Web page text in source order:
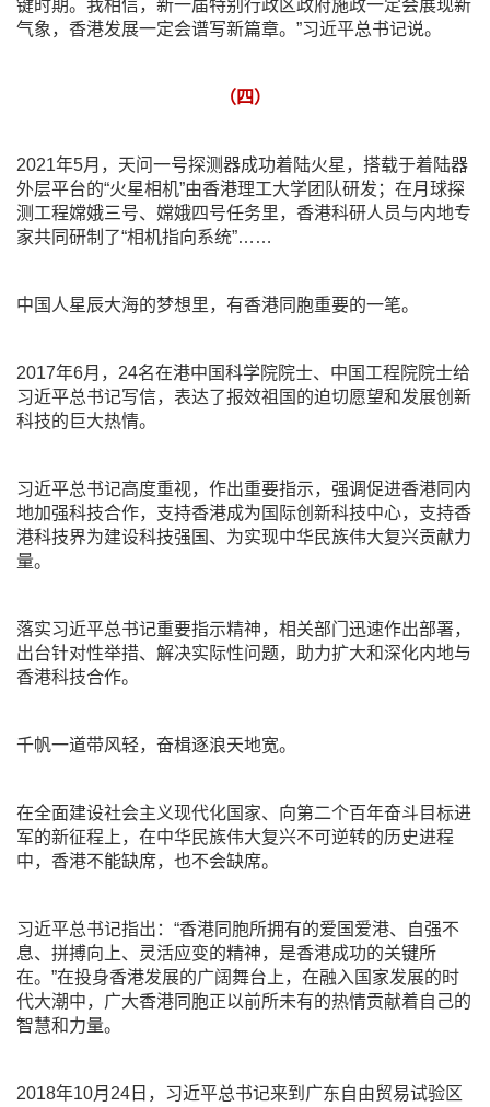
键时期。我相信，新一届特别行政区政府施政一定会展现新
气象，香港发展一定会谱写新篇章。”习近平总书记说。
（四）
2021年5月，天问一号探测器成功着陆火星，搭载于着陆器
外层平台的“火星相机”由香港理工大学团队研发；在月球探
测工程嫦娥三号、嫦娥四号任务里，香港科研人员与内地专
家共同研制了“相机指向系统”……
中国人星辰大海的梦想里，有香港同胞重要的一笔。
2017年6月，24名在港中国科学院院士、中国工程院院士给
习近平总书记写信，表达了报效祖国的迫切愿望和发展创新
科技的巨大热情。
习近平总书记高度重视，作出重要指示，强调促进香港同内
地加强科技合作，支持香港成为国际创新科技中心，支持香
港科技界为建设科技强国、为实现中华民族伟大复兴贡献力
量。
落实习近平总书记重要指示精神，相关部门迅速作出部署，
出台针对性举措、解决实际性问题，助力扩大和深化内地与
香港科技合作。
千帆一道带风轻，奋楫逐浪天地宽。
在全面建设社会主义现代化国家、向第二个百年奋斗目标进
军的新征程上，在中华民族伟大复兴不可逆转的历史进程
中，香港不能缺席，也不会缺席。
习近平总书记指出：“香港同胞所拥有的爱国爱港、自强不
息、拼搏向上、灵活应变的精神，是香港成功的关键所
在。”在投身香港发展的广阔舞台上，在融入国家发展的时
代大潮中，广大香港同胞正以前所未有的热情贡献着自己的
智慧和力量。
2018年10月24日，习近平总书记来到广东自由贸易试验区